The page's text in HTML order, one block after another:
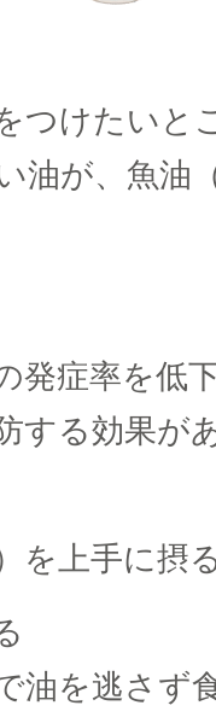
つけたいと
油が、魚油
発症率を低
する効果が
を上手に摂
油を逃さず